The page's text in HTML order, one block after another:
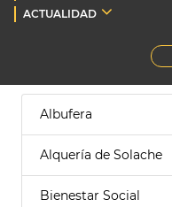
ACTUALIDAD
Albufera
Alquería de Solache
Bienestar Social